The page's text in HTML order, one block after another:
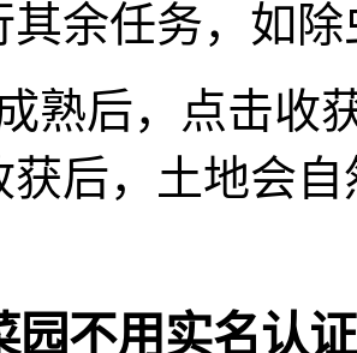
其余任务，如
熟后，点击收
获后，土地会
园不用实名认